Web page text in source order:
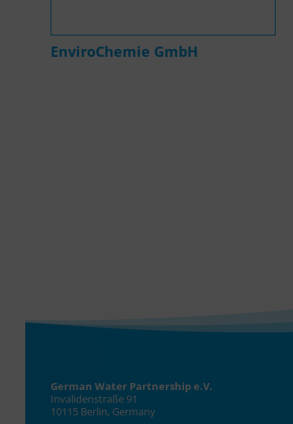
EnviroChemie GmbH
German Water Partnership e.V.
Invalidenstraße 91
10115 Berlin, Germany